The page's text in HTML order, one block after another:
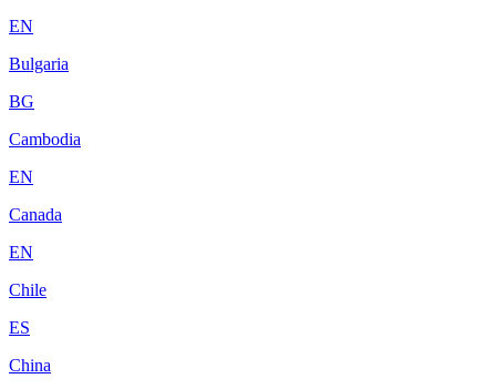
EN
Bulgaria
BG
Cambodia
EN
Canada
EN
Chile
ES
China